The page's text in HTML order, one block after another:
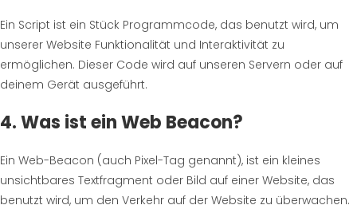
Ein Script ist ein Stück Programmcode, das benutzt wird, um
unserer Website Funktionalität und Interaktivität zu
ermöglichen. Dieser Code wird auf unseren Servern oder auf
deinem Gerät ausgeführt.
4. Was ist ein Web Beacon?
Ein Web-Beacon (auch Pixel-Tag genannt), ist ein kleines
unsichtbares Textfragment oder Bild auf einer Website, das
benutzt wird, um den Verkehr auf der Website zu überwachen.